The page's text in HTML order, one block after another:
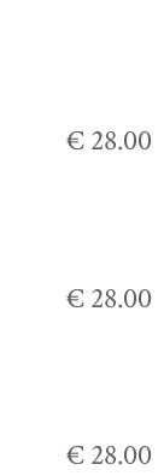
€ 28.00
€ 28.00
€ 28.00